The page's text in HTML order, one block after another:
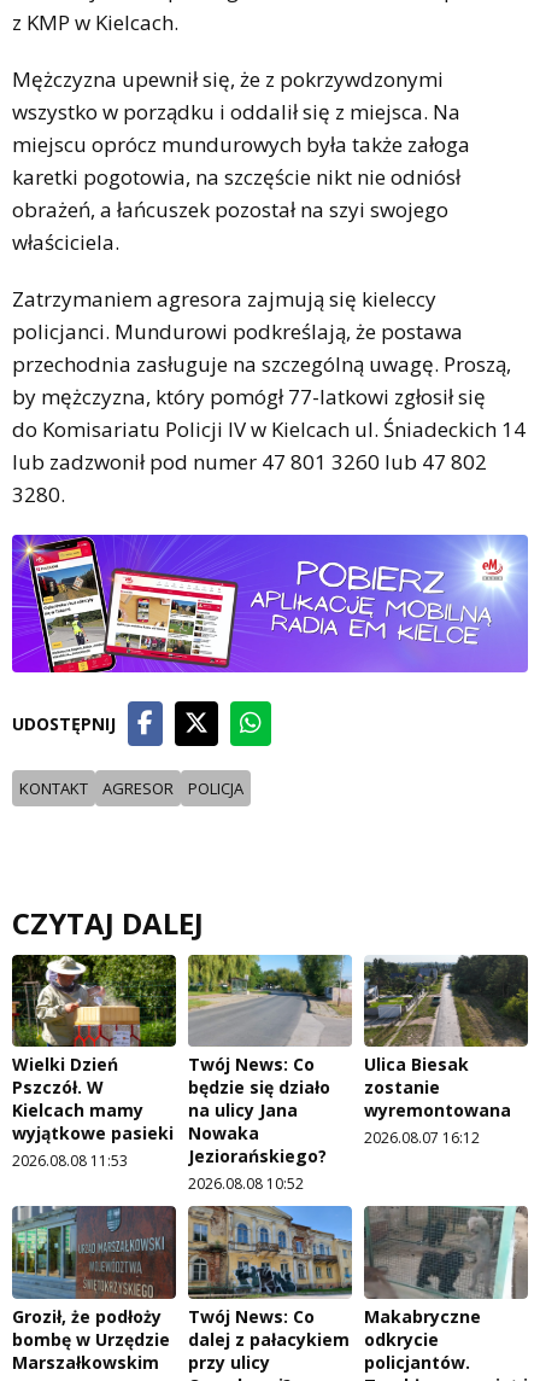
z KMP w Kielcach.
Mężczyzna upewnił się, że z pokrzywdzonymi
wszystko w porządku i oddalił się z miejsca. Na
miejscu oprócz mundurowych była także załoga
karetki pogotowia, na szczęście nikt nie odniósł
obrażeń, a łańcuszek pozostał na szyi swojego
właściciela.
Zatrzymaniem agresora zajmują się kieleccy
policjanci. Mundurowi podkreślają, że postawa
przechodnia zasługuje na szczególną uwagę. Proszą,
by mężczyzna, który pomógł 77-latkowi zgłosił się
do Komisariatu Policji IV w Kielcach ul. Śniadeckich 14
lub zadzwonił pod numer 47 801 3260 lub 47 802
3280.
UDOSTĘPNIJ
KONTAKT AGRESOR POLICJA
CZYTAJ DALEJ
Wielki Dzień
Pszczół. W
Kielcach mamy
wyjątkowe pasieki
2026.08.08 11:53
Twój News: Co
będzie się działo
na ulicy Jana
Nowaka
Jeziorańskiego?
2026.08.08 10:52
Ulica Biesak
zostanie
wyremontowana
2026.08.07 16:12
Groził, że podłoży
bombę w Urzędzie
Marszałkowskim
Twój News: Co
dalej z pałacykiem
przy ulicy
Makabryczne
odkrycie
policjantów.